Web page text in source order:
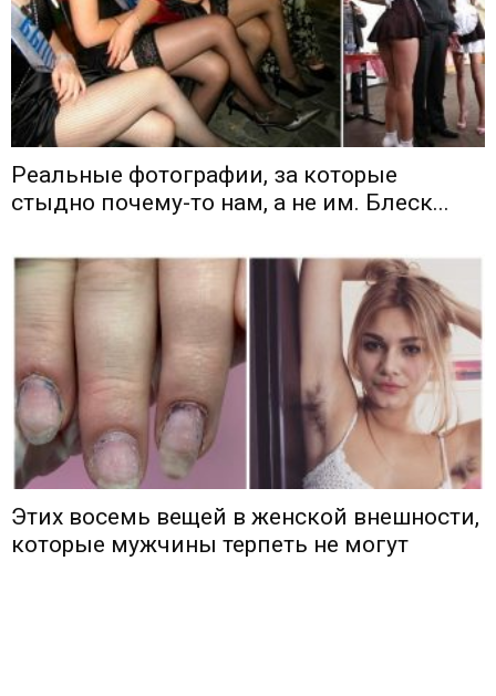
Реальные фотографии, за которые
стыдно почему-то нам, а не им. Блеск...
Этих восемь вещей в женской внешности,
которые мужчины терпеть не могут